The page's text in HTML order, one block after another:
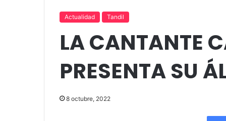
Actualidad Tandil
LA CANTANTE
PRESENTA SU
8 octubre, 2022